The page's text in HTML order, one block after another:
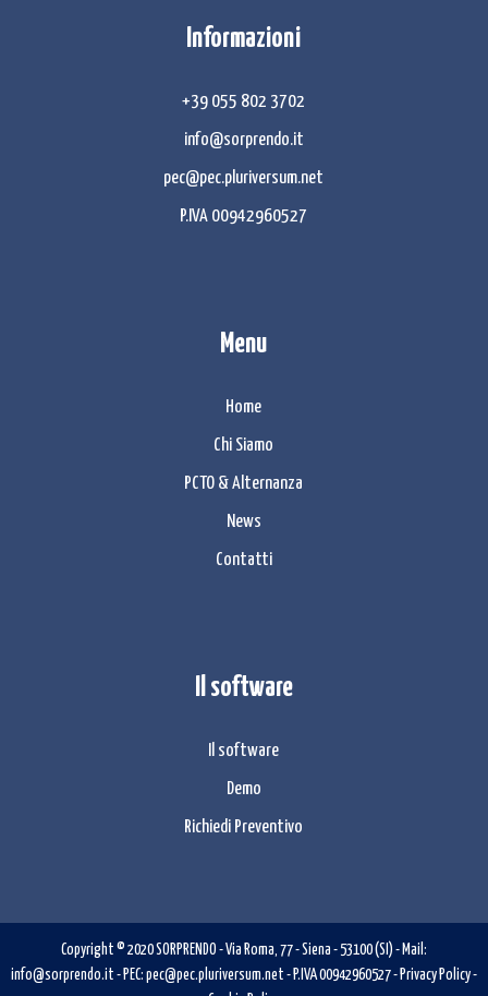
Informazioni
+39 055 802 3702
info@sorprendo.it
pec@pec.pluriversum.net
P.IVA 00942960527
Menu
Home
Chi Siamo
PCTO & Alternanza
News
Contatti
Il software
Il software
Demo
Richiedi Preventivo
Copyright © 2020SORPRENDO -Via Roma, 77-Siena - 53100 (SI ) - Mail:
info@sorprendo.it - PEC: pec@pec.pluriversum.net - P.IVA 00942960527 -Privacy Policy-